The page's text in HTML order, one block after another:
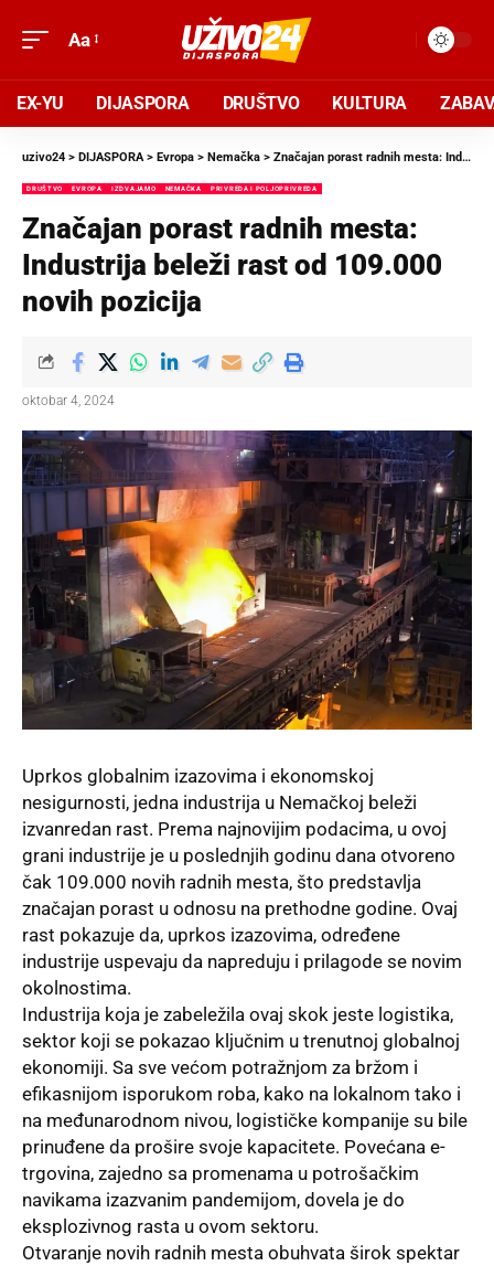
Aa
EX-YU DIJASPORA DRUŠTVO KULTURA
uzivo24 > DIJASPORA> Evropa > Nemačka > Značajan porast radnih mesta: Industrija beleži rast od 109.000 novih pozicija
DRUŠTVO EVROPA IZDVAJAMO NEMAČKA PRIVREDA I POLJOPRIVREDA
Značajan porast radnih mesta:
Industrija beleži rast od 109.000
novih pozicija
oktobar 4, 2024
Uprkos globalnim izazovima i ekonomskoj
nesigurnosti, jedna industrija u Nemačkoj beleži
izvanredan rast. Prema najnovijim podacima, u ovoj
grani industrije je u poslednjih godinu dana otvoreno
čak 109.000 novih radnih mesta, što predstavlja
značajan porast u odnosu na prethodne godine. Ovaj
rast pokazuje da, uprkos izazovima, određene
industrije uspevaju da napreduju i prilagode se novim
okolnostima.
Industrija koja je zabeležila ovaj skok jeste logistika,
sektor koji se pokazao ključnim u trenutnoj globalnoj
ekonomiji. Sa sve većom potražnjom za bržom i
efikasnijom isporukom roba, kako na lokalnom tako i
na međunarodnom nivou, logističke kompanije su bile
prinuđene da prošire svoje kapacitete. Povećana e-
trgovina, zajedno sa promenama u potrošačkim
navikama izazvanim pandemijom, dovela je do
eksplozivnog rasta u ovom sektoru.
Otvaranje novih radnih mesta obuhvata širok spektar